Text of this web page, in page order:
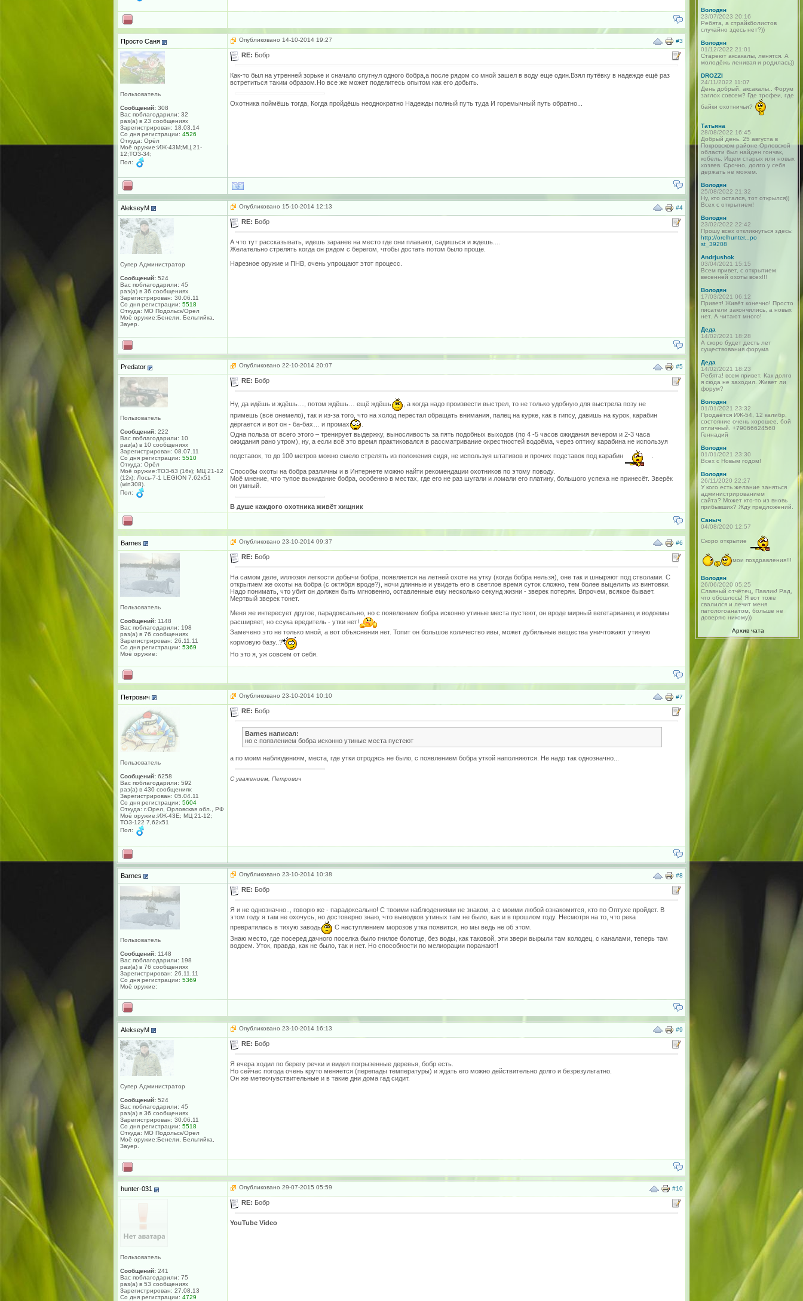
Просто Саня #3
Опубликовано 14-10-2014 19:27
Пользователь
Сообщений: 308
Вас поблагодарили: 32
раз(а) в 23 сообщениях
Зарегистрирован: 18.03.14
Со дня регистрации: 4526
Откуда: Орёл
Моё оружие:ИЖ-43М;МЦ 21-
12;ТОЗ-34;
Пол:
RE: Бобр
Как-то был на утренней зорьке и сначало спугнул одного бобра,а после рядом со мной зашел в воду еще один.Взял путёвку в надежде ещё раз
встретиться таким образом.Но все же может поделитесь опытом как его добыть.
Охотника поймёшь тогда, Когда пройдёшь неоднократно Надежды полный путь туда И горемычный путь обратно...
AlekseyM #4
Опубликовано 15-10-2014 12:13
Супер Администратор
Сообщений: 524
Вас поблагодарили: 45
раз(а) в 36 сообщениях
Зарегистрирован: 30.06.11
Со дня регистрации: 5518
Откуда: МО Подольск/Орел
Моё оружие:Бенели, Бельгийка,
Зауер.
RE: Бобр
А что тут рассказывать, идешь заранее на место где они плавают, садишься и ждешь....
Желательно стрелять когда он рядом с берегом, чтобы достать потом было проще.
Нарезное оружие и ПНВ, очень упрощают этот процесс.
Predator #5
Опубликовано 22-10-2014 20:07
Пользователь
Сообщений: 222
Вас поблагодарили: 10
раз(а) в 10 сообщениях
Зарегистрирован: 08.07.11
Со дня регистрации: 5510
Откуда: Орёл
Моё оружие:ТОЗ-63 (16к); МЦ 21-12
(12к); Лось-7-1 LEGION 7,62х51
(win308).
Пол:
RE: Бобр
Ну, да идёшь и ждёшь…, потом ждёшь… ещё ждёшь
, а когда надо произвести выстрел, то не только удобную для выстрела позу не
примешь (всё онемело), так и из-за того, что на холод перестал обращать внимания, палец на курке, как в гипсу, давишь на курок, карабин
дёргается и вот он - ба-бах… и промах
Одна польза от всего этого – тренирует выдержку, выносливость за пять подобных выходов (по 4 -5 часов ожидания вечером и 2-3 часа
ожидания рано утром), ну, а если всё это время практиковался в рассматривание окрестностей водоёма, через оптику карабина не используя
подставок, то до 100 метров можно смело стрелять из положения сидя, не используя штативов и прочих подставок под карабин
Способы охоты на бобра различны и в Интернете можно найти рекомендации охотников по этому поводу.
Моё мнение, что тупое выжидание бобра, особенно в местах, где его не раз шугали и ломали его платину, большого успеха не принесёт. Зверёк
он умный.
В душе каждого охотника живёт хищник
Barnes #6
Опубликовано 23-10-2014 09:37
Пользователь
Сообщений: 1148
Вас поблагодарили: 198
раз(а) в 76 сообщениях
Зарегистрирован: 26.11.11
Со дня регистрации: 5369
Моё оружие:
RE: Бобр
На самом деле, иллюзия легкости добычи бобра, появляется на летней охоте на утку (когда бобра нельзя), оне так и шныряют под стволами. С
открытием же охоты на бобра (с октября вроде?), ночи длинные и увидеть его в светлое время суток сложно, тем более выцелить из винтовки.
Надо понимать, что убит он должен быть мгновенно, оставленные ему несколько секунд жизни - зверек потерян. Впрочем, всякое бывает.
Мертвый зверек тонет.
Меня же интересует другое, парадоксально, но с появлением бобра исконно утиные места пустеют, он вроде мирный вегетарианец и водоемы
расширяет, но ссука вредитель - утки нет!
Замечено это не только мной, а вот объяснения нет. Топит он большое количество ивы, может дубильные вещества уничтожают утиную
кормовую базу..?
Но это я, уж совсем от себя.
Петрович #7
Опубликовано 23-10-2014 10:10
Пользователь
Сообщений: 6258
Вас поблагодарили: 592
раз(а) в 430 сообщениях
Зарегистрирован: 05.04.11
Со дня регистрации: 5604
Откуда: г.Орел, Орловская обл., РФ
Моё оружие:ИЖ-43Е; МЦ 21-12;
ТОЗ-122 7,62х51
Пол:
RE: Бобр
Barnes написал:
но с появлением бобра исконно утиные места пустеют
а по моим наблюдениям, места, где утки отродясь не было, с появлением бобра уткой наполняются. Не надо так однозначно...
С уважением, Петрович
Barnes #8
Опубликовано 23-10-2014 10:38
Пользователь
Сообщений: 1148
Вас поблагодарили: 198
раз(а) в 76 сообщениях
Зарегистрирован: 26.11.11
Со дня регистрации: 5369
Моё оружие:
RE: Бобр
Я и не однозначно.., говорю же - парадоксально! С твоими наблюдениями не знаком, а с моими любой ознакомится, кто по Оптухе пройдет. В
этом году я там не охочусь, но достоверно знаю, что выводков утиных там не было, как и в прошлом году. Несмотря на то, что река
превратилась в тихую заводь
С наступлением морозов утка появится, но мы ведь не об этом.
Знаю место, где посеред дачного поселка было гнилое болотце, без воды, как таковой, эти звери вырыли там колодец, с каналами, теперь там
водоем. Уток, правда, как не было, так и нет. Но способности по мелиорации поражают!
AlekseyM #9
Опубликовано 23-10-2014 16:13
Супер Администратор
Сообщений: 524
Вас поблагодарили: 45
раз(а) в 36 сообщениях
Зарегистрирован: 30.06.11
Со дня регистрации: 5518
Откуда: МО Подольск/Орел
Моё оружие:Бенели, Бельгийка,
Зауер.
RE: Бобр
Я вчера ходил по берегу речки и видел погрызенные деревья, бобр есть.
Но сейчас погода очень круто меняется (перепады температуры) и ждать его можно действительно долго и безрезультатно.
Он же метеочувствительные и в такие дни дома гад сидит.
hunter-031 #10
Опубликовано 29-07-2015 05:59
Пользователь
Сообщений: 241
Вас поблагодарили: 75
раз(а) в 53 сообщениях
Зарегистрирован: 27.08.13
Со дня регистрации: 4729
RE: Бобр
YouTube Video
Володян
23/07/2023 20:16
Ребята, а страйкболистов
случайно здесь нет?))
Володян
01/12/2022 21:01
Стареют аксакалы, ленятся. А
молодёжь ленивая и родилась))
DROZZI
24/11/2022 11:07
День добрый, аксакалы.. Форум
заглох совсем? Где трофеи, где
байки охотничьи?
Татьяна
28/08/2022 16:45
Добрый день. 25 августа в
Покровском районе Орловской
области был найден гончак,
кобель. Ищем старых или новых
хозяев. Срочно, долго у себя
держать не можем.
Володян
25/08/2022 21:32
Ну, кто остался, тот открылся))
Всех с открытием!
Володян
23/02/2022 22:42
Прошу всех откликнуться здесь:
http://orelhunter...po
st_39208
Andrjushok
03/04/2021 15:15
Всем привет, с открытием
весенней охоты всех!!!
Володян
17/03/2021 06:12
Привет! Живёт конечно! Просто
писатели закончились, а новых
нет. А читают много!
Деда
14/02/2021 18:28
А скоро будет десть лет
существования форума
Деда
14/02/2021 18:23
Ребята! всем привет. Как долго
я сюда не заходил. Живет ли
форум?
Володян
01/01/2021 23:32
Продаётся ИЖ-54, 12 калибр,
состояние очень хорошее, бой
отличный. +79066624560
Геннадий
Володян
01/01/2021 23:30
Всех с Новым годом!
Володян
26/11/2020 22:27
У кого есть желание заняться
администрированием
сайта? Может кто-то из вновь
прибывших? Жду предложений.
Саныч
04/08/2020 12:57
Скоро открытие
мои поздравления!!!
Володян
26/06/2020 05:25
Славный отчётец, Павлик! Рад,
что обошлось! Я вот тоже
свалился и лечит меня
патологоанатом, больше не
доверяю никому))
Архив чата